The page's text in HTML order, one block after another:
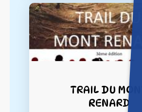
TRAIL DU MONT
RENARD